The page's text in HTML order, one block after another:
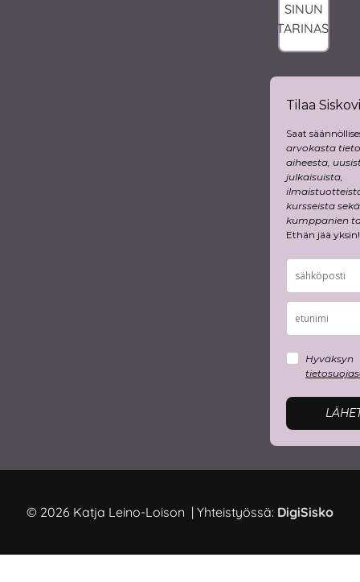
SINUN
TARINASI
Tilaa
Saat
arvokasta
aiheesta,
julkaisuista,
kursseista sekä
kumppanien
Ethän jää yksin!
Hyväksyn
© 2026 Katja Leino-Loison | Yhteistyössä: DigiSisko